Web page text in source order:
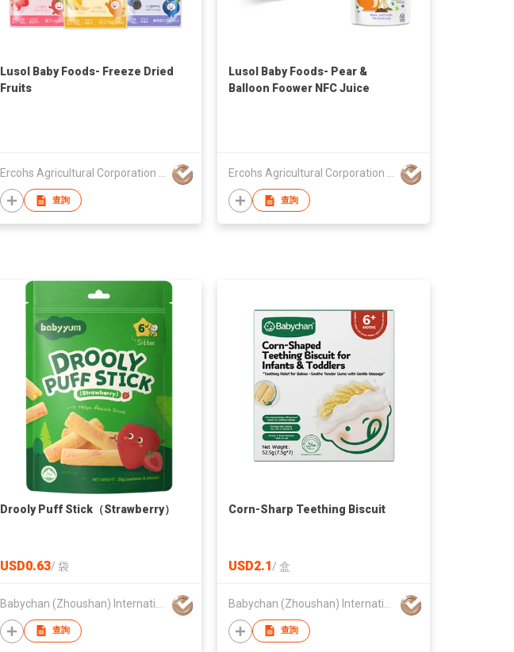
Lusol Baby Foods- Freeze Dried
Fruits
查詢
Lusol Baby Foods- Pear &
Balloon Foower NFC Juice
查詢
Drooly Puff Stick（Strawberry）
USD0.63/ 袋
查詢
Corn-Sharp Teething Biscuit
USD2.1/ 盒
查詢